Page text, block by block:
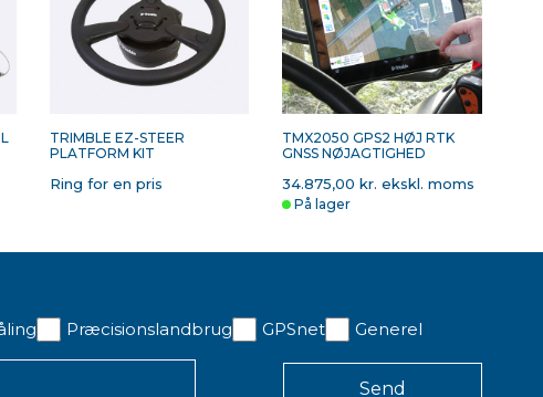
TRIMBLE EZ-STEER
PLATFORM KIT
Ring for en pris
TMX2050 GPS2 HØJ RTK
GNSS NØJAGTIGHED
34.875,00 kr. ekskl. moms
På lager
Præcisionslandbrug GPSnet Generel